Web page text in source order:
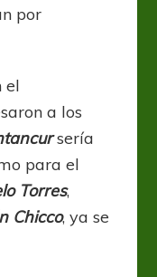
por
el
a los
sería
para el
Torres,
Chicco, ya se